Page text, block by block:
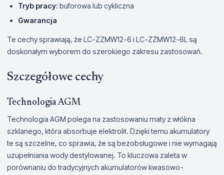
Tryb pracy: buforowa lub cykliczna
Gwarancja
Te cechy sprawiają, że LC-ZZMW12-6 i LC-ZZMW12-6L są
doskonałym wyborem do szerokiego zakresu zastosowań.
Szczegółowe cechy
Technologia AGM
Technologia AGM polega na zastosowaniu maty z włókna
szklanego, która absorbuje elektrolit. Dzięki temu akumulatory
te są szczelne, co sprawia, że są bezobsługowe i nie wymagają
uzupełniania wody destylowanej. To kluczowa zaleta w
porównaniu do tradycyjnych akumulatorów kwasowo-